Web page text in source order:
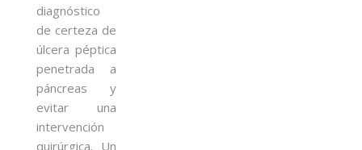
diagnóstico
de certeza de
úlcera péptica
penetrada a
páncreas y
evitar una
intervención
quirúrgica. Un